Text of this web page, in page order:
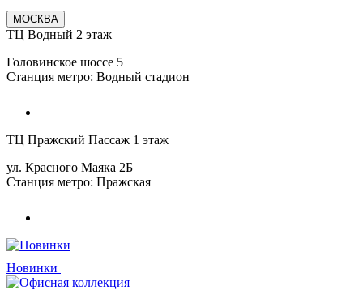
МОСКВА
ТЦ Водный 2 этаж
Головинское шоссе 5
Станция метро: Водный стадион
ТЦ Пражский Пассаж 1 этаж
ул. Красного Маяка 2Б
Станция метро: Пражская
Новинки